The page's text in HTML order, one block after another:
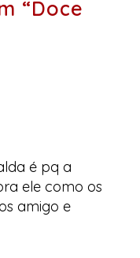
“Doce
é pq a
ele como os
amigo e